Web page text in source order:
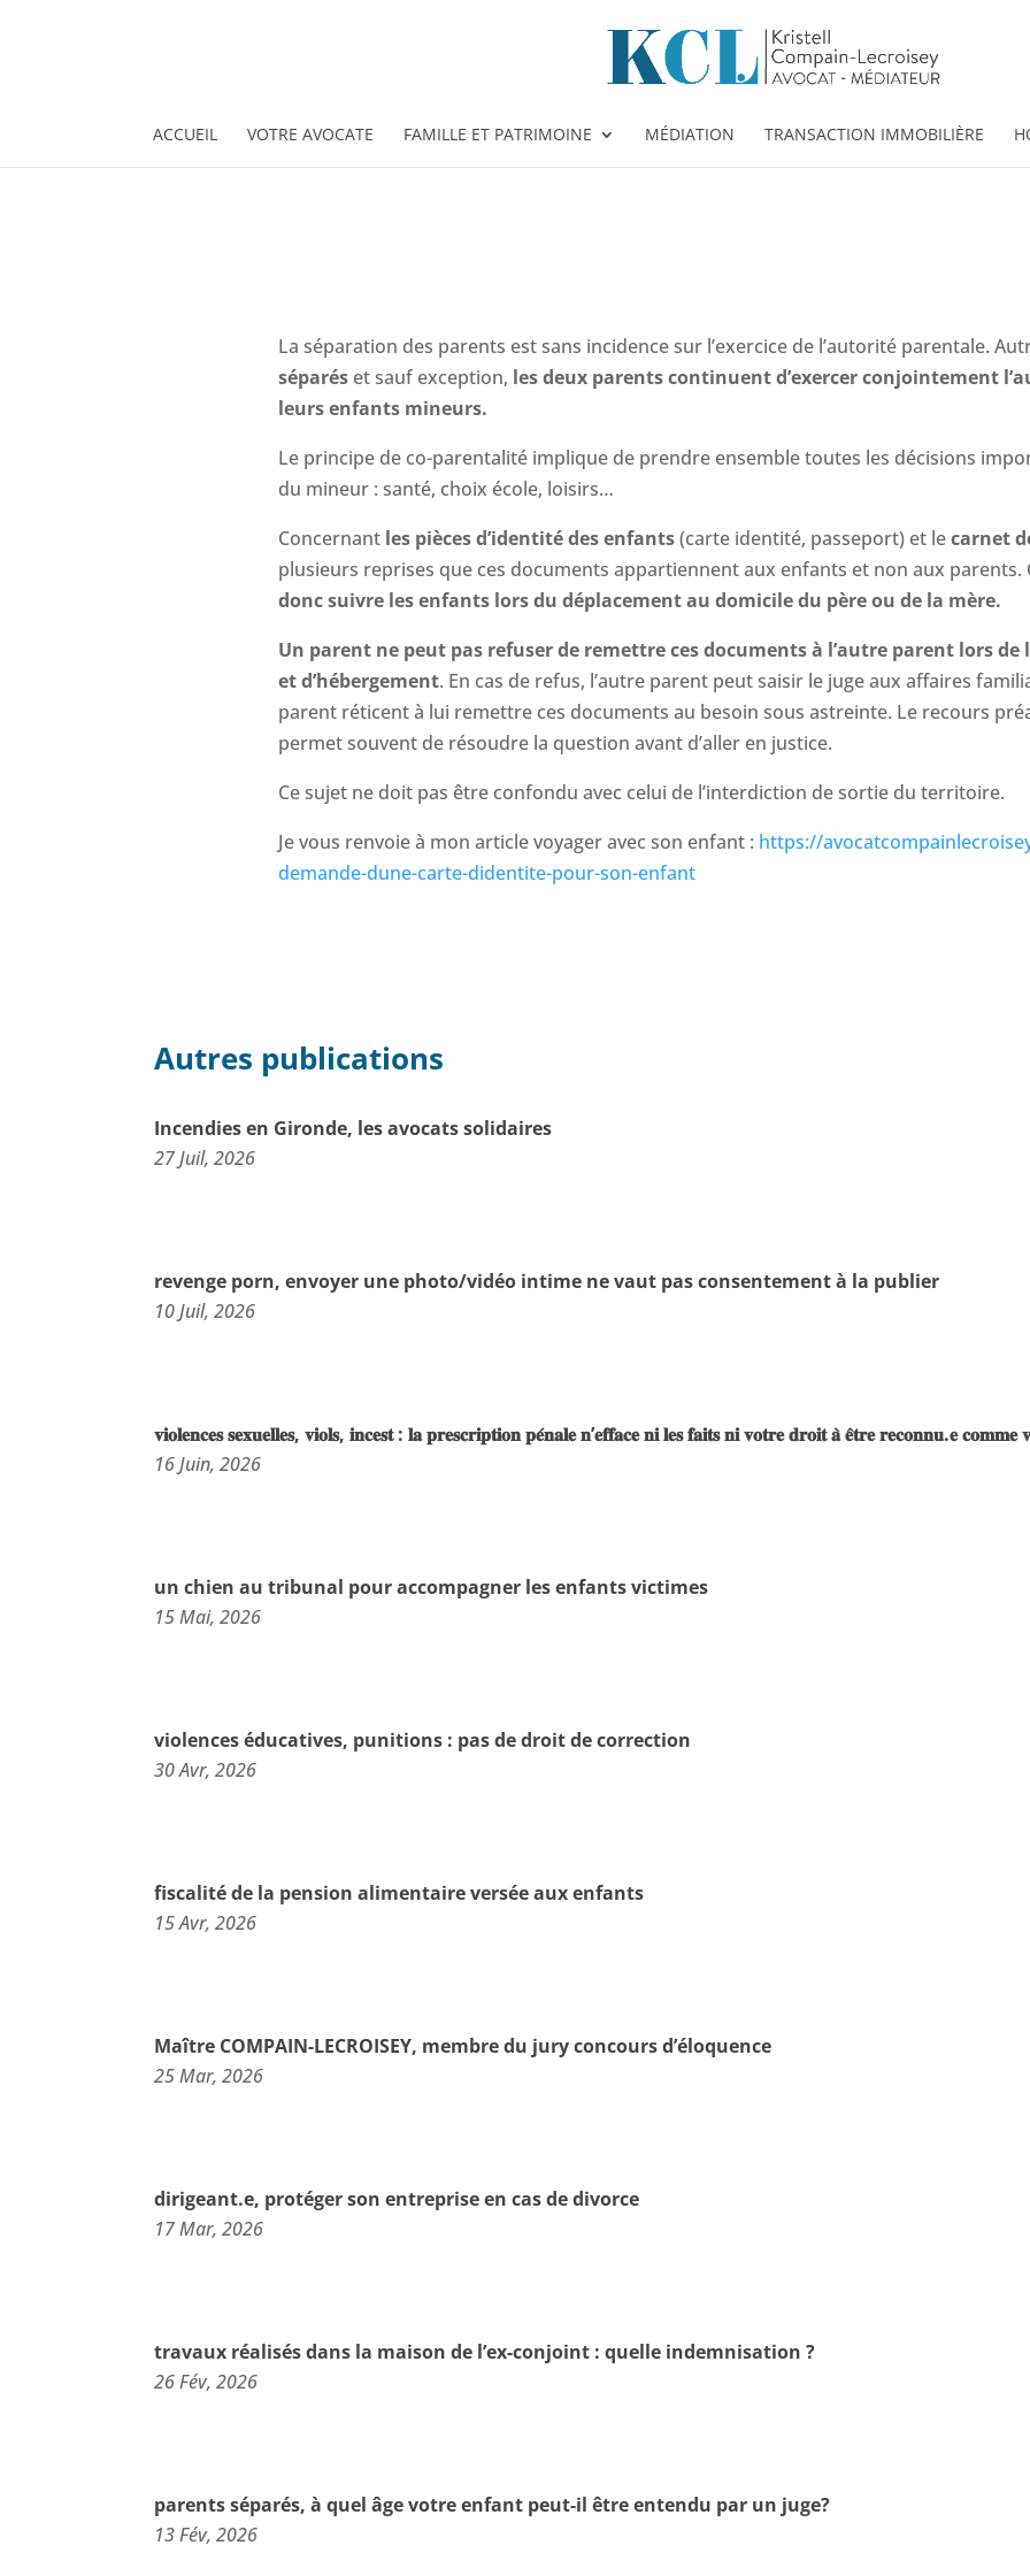
ACCUEIL VOTRE AVOCATE FAMILLE ET PATRIMOINE MÉDIATION TRANSACTION IMMOBILIÈRE
La séparation des parents est sans incidence sur l’exercice de l’autorité parentale.
séparéset sauf exception, les deux parents continuent d’exercer conjointement
leurs enfants mineurs.
Le principe de co-parentalité implique de prendre ensemble toutes les décisions
du mineur : santé, choix école, loisirs…
Concernantles pièces d’identité des enfants(carte identité, passeport) et lecarnet
plusieurs reprises que ces documents appartiennent aux enfants et non aux parents.
donc suivre les enfants lors du déplacement au domicile du père ou de la mère.
Un parent ne peut pas refuser de remettre ces documents à l’autre parent lors de
et d’hébergement. En cas de refus, l’autre parent peut saisir le juge aux affaires
parent réticent à lui remettre ces documents au besoin sous astreinte. Le recours
permet souvent de résoudre la question avant d’aller en justice.
Ce sujet ne doit pas être confondu avec celui de l’interdiction de sortie du territoire.
Je vous renvoie à mon article voyager avec son enfant : https://
demande-dune-carte-didentite-pour-son-enfant
Autres publications
Incendies en Gironde, les avocats solidaires
27 Juil, 2026
revenge porn, envoyer une photo/vidéo intime ne vaut pas consentement à la publier
10 Juil, 2026
𝐯𝐢𝐨𝐥𝐞𝐧𝐜𝐞𝐬 𝐬𝐞𝐱𝐮𝐞𝐥𝐥𝐞𝐬, 𝐯𝐢𝐨𝐥𝐬, 𝐢𝐧𝐜𝐞𝐬𝐭 : 𝐥𝐚 𝐩𝐫𝐞𝐬𝐜𝐫𝐢𝐩𝐭𝐢𝐨𝐧 𝐩𝐞́𝐧𝐚𝐥𝐞 𝐧’𝐞𝐟𝐟𝐚𝐜𝐞 𝐧𝐢 𝐥𝐞𝐬 𝐟𝐚𝐢𝐭𝐬 𝐧𝐢 𝐯𝐨𝐭𝐫𝐞 𝐝𝐫𝐨𝐢𝐭 𝐚̀ 𝐞̂𝐭𝐫𝐞 𝐫𝐞𝐜𝐨𝐧𝐧𝐮.𝐞 𝐜𝐨𝐦𝐦𝐞
16 Juin, 2026
un chien au tribunal pour accompagner les enfants victimes
15 Mai, 2026
violences éducatives, punitions : pas de droit de correction
30 Avr, 2026
fiscalité de la pension alimentaire versée aux enfants
15 Avr, 2026
Maître COMPAIN-LECROISEY, membre du jury concours d’éloquence
25 Mar, 2026
dirigeant.e, protéger son entreprise en cas de divorce
17 Mar, 2026
travaux réalisés dans la maison de l’ex-conjoint : quelle indemnisation ?
26 Fév, 2026
parents séparés, à quel âge votre enfant peut-il être entendu par un juge?
13 Fév, 2026